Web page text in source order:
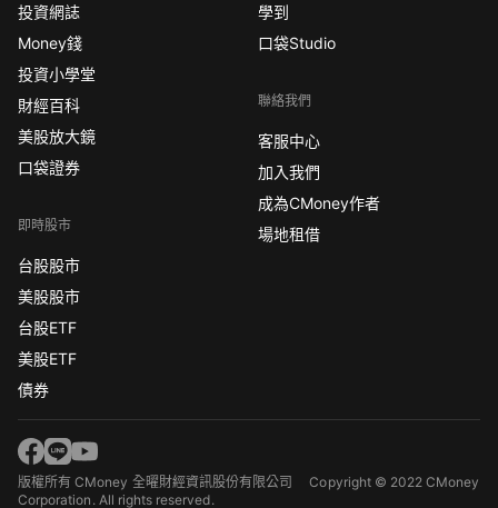
投資網誌
Money錢
投資小學堂
財經百科
美股放大鏡
口袋證券
即時股市
台股股市
美股股市
台股ETF
美股ETF
債券
學到
口袋Studio
聯絡我們
客服中心
加入我們
成為CMoney作者
場地租借
版權所有 CMoney 全曜財經資訊股份有限公司Copyright © 2022 CMoney
Corporation. All rights reserved.